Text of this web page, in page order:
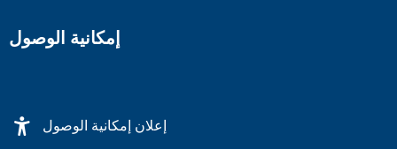
إمكانية الوصول
إعلان إمكانية الوصول